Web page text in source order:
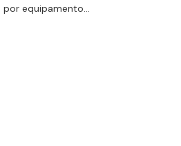
equipamento...